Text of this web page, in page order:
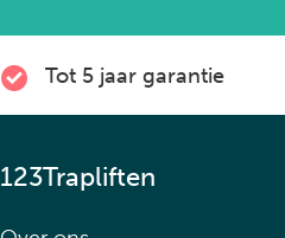
Tot 5 jaar garantie
123Trapliften